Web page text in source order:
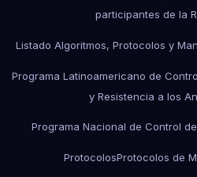
participantes de la
Listado Algoritmos, Protocolos y
Programa Latinoamericano de
y Resistencia a los
Programa Nacional de Control
ProtocolosProtocolos de